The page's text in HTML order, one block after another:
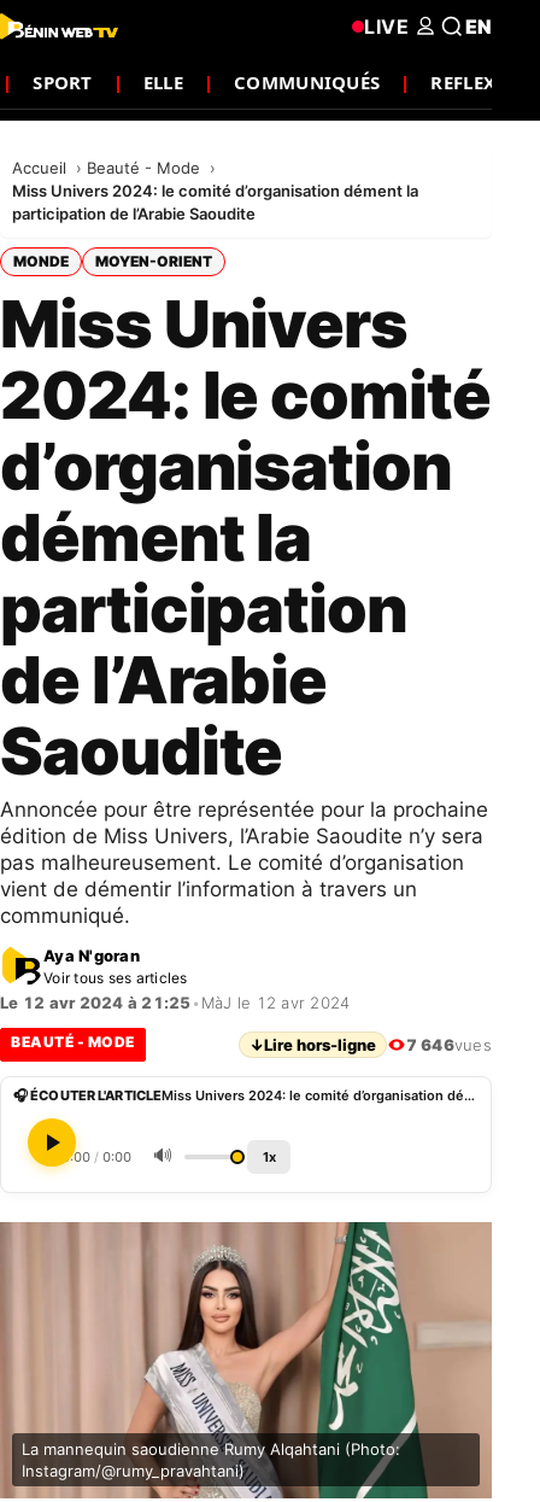
SPORT ELLE COMMUNIQUÉS REFLEXION
LIVE EN
Accueil
Beauté - Mode
Miss Univers 2024: le comité d’organisation dément la
participation de l’Arabie Saoudite
MONDE MOYEN-ORIENT
Miss Univers
2024: le comité
d’organisation
dément la
participation
de l’Arabie
Saoudite
Annoncée pour être représentée pour la prochaine
édition de Miss Univers, l’Arabie Saoudite n’y sera
pas malheureusement. Le comité d’organisation
vient de démentir l’information à travers un
communiqué.
Aya N'goran
Voir tous ses articles
Le 12 avr 2024 à 21:25 • MàJ le 12 avr 2024
BEAUTÉ - MODE ↓Lire hors-ligne 7 646vues
🎧 ÉCOUTER L'ARTICLE Miss Univers 2024: le comité d’organisation dément la participation de l’Arabie Saoudite
0:00 / 0:00 🔊 1x
La mannequin saoudienne Rumy Alqahtani (Photo:
Instagram/@rumy_pravahtani)